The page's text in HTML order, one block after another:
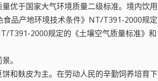
优于国家大气环境质量二级标准。境内饮
品产地环境技术条件》NT/T391-2000规
T391-2000规定的《土壤空气质量标准》和
。
和麸皮为主。在劳动人民的辛勤饲养培育